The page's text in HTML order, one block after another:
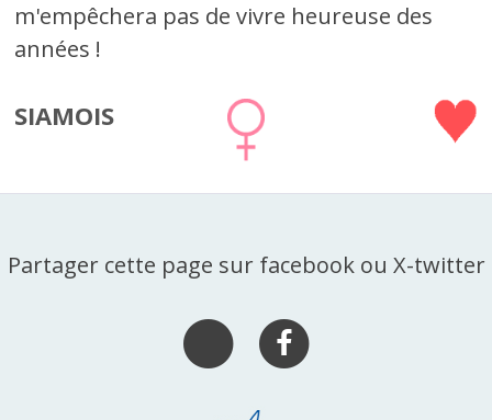
m'empêchera pas de vivre heureuse des
années !
SIAMOIS
Partager cette page sur facebook ou X-twitter